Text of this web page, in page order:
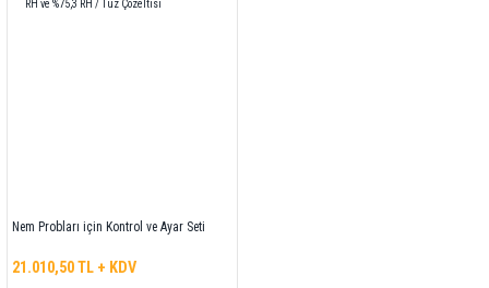
Nem Probları için Kontrol ve Ayar Seti
21.010,50 TL + KDV